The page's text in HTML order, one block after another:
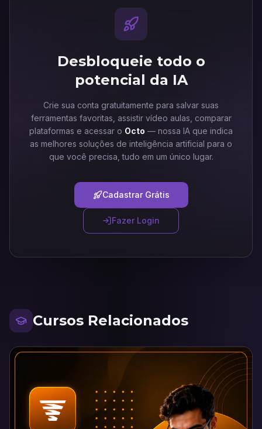
Desbloqueie todo o
potencial da IA
Crie sua conta gratuitamente para salvar suas
ferramentas favoritas, assistir vídeo aulas, comparar
plataformas e acessar o Octo — nossa IA que indica
as melhores soluções de inteligência artificial para o
que você precisa, tudo em um único lugar.
Cadastrar Grátis
Fazer Login
Cursos Relacionados